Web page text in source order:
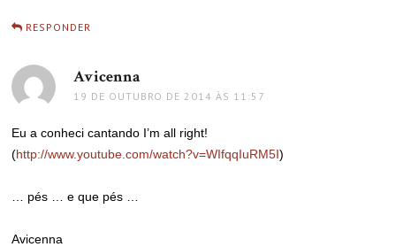
RESPONDER
Avicenna
19 DE OUTUBRO DE 2014 ÀS 11:57
Eu a conheci cantando I’m all right!
(http://www.youtube.com/watch?v=WIfqqIuRM5I)
… pés … e que pés …
Avicenna